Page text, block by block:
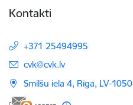
Kontakti
+371 25494995
E-pasts:
cvk@cvk.lv
Smilšu iela 4, Rīga, LV-1050